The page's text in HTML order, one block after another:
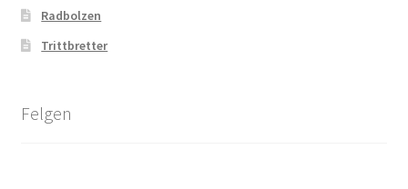
Radbolzen
Trittbretter
Felgen